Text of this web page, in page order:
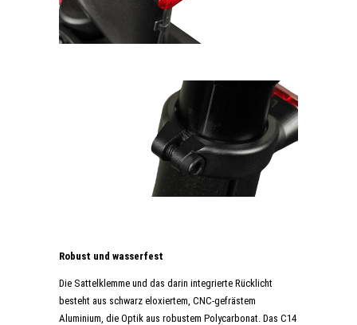
Robust und wasserfest
Die Sattelklemme und das darin integrierte Rücklicht
besteht aus schwarz eloxiertem, CNC-gefrästem
Aluminium, die Optik aus robustem Polycarbonat. Das C14